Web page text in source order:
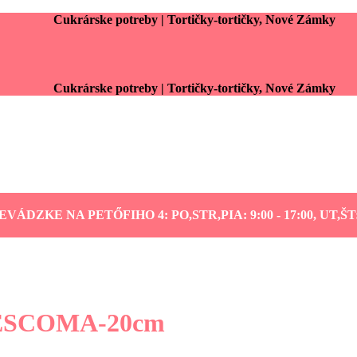
Cukrárske potreby | Tortičky-tortičky, Nové Zámky
Cukrárske potreby | Tortičky-tortičky, Nové Zámky
NA PETŐFIHO 4: PO,STR,PIA: 9:00 - 17:00,
20cm